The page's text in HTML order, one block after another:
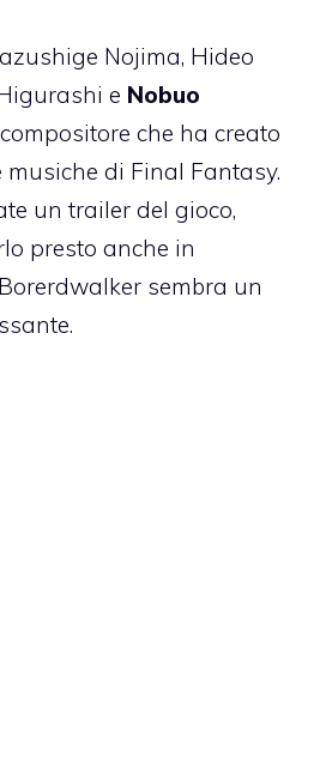
Nojima, Hideo
e Nobuo
che ha creato
di Final Fantasy.
un trailer del gioco,
presto anche in
Borerdwalker sembra un